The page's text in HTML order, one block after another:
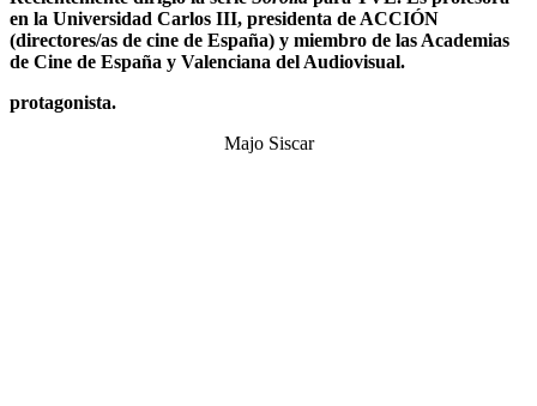
en la Universidad Carlos III, presidenta de ACCIÓN
(directores/as de cine de España) y miembro de las Academias
de Cine de España y Valenciana del Audiovisual.
protagonista.
Majo Siscar